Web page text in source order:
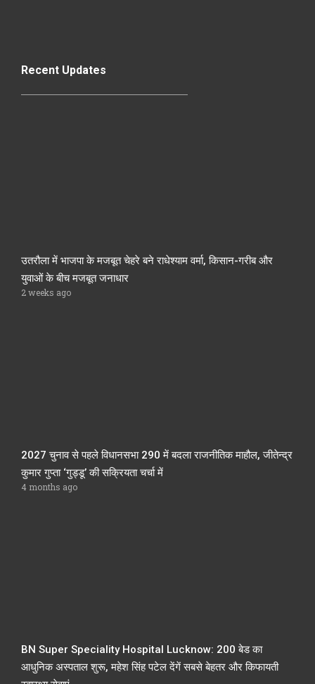
Recent Updates
उतरौला में भाजपा के मजबूत चेहरे बने राधेश्याम वर्मा, किसान-गरीब और
युवाओं के बीच मजबूत जनाधार
2 weeks ago
2027 चुनाव से पहले विधानसभा 290 में बदला राजनीतिक माहौल, जीतेन्द्र
कुमार गुप्ता ‘गुड्डू’ की सक्रियता चर्चा में
4 months ago
BN Super Speciality Hospital Lucknow: 200 बेड का
आधुनिक अस्पताल शुरू, महेश सिंह पटेल देंगें सबसे बेहतर और किफायती